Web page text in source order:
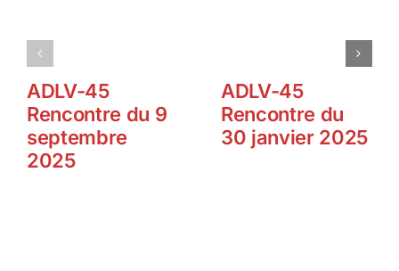
ADLV-45
Rencontre du 9
septembre
2025
ADLV-45
Rencontre du
30 janvier 2025